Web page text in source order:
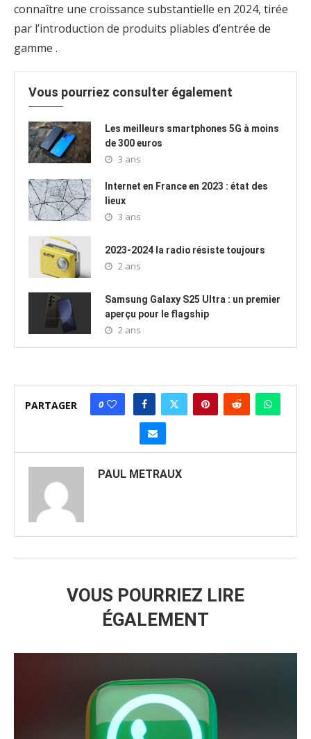
connaître une croissance substantielle en 2024, tirée
par l’introduction de produits pliables d’entrée de
gamme .
Vous pourriez consulter également
Les meilleurs smartphones 5G à moins
de 300 euros
3 ans
Internet en France en 2023 : état des
lieux
3 ans
2023-2024 la radio résiste toujours
2 ans
Samsung Galaxy S25 Ultra : un premier
aperçu pour le flagship
2 ans
PARTAGER 0
PAUL METRAUX
VOUS POURRIEZ LIRE
ÉGALEMENT